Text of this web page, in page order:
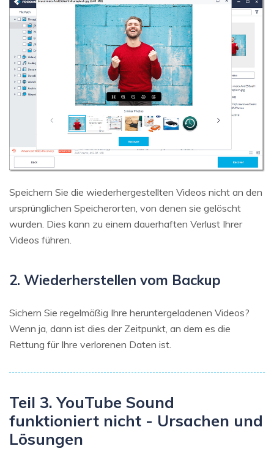
Speichern Sie die wiederhergestellten Videos nicht an den
ursprünglichen Speicherorten, von denen sie gelöscht
wurden. Dies kann zu einem dauerhaften Verlust Ihrer
Videos führen.
2. Wiederherstellen vom Backup
Sichern Sie regelmäßig Ihre heruntergeladenen Videos?
Wenn ja, dann ist dies der Zeitpunkt, an dem es die
Rettung für Ihre verlorenen Daten ist.
Teil 3. YouTube Sound
funktioniert nicht - Ursachen und
Lösungen